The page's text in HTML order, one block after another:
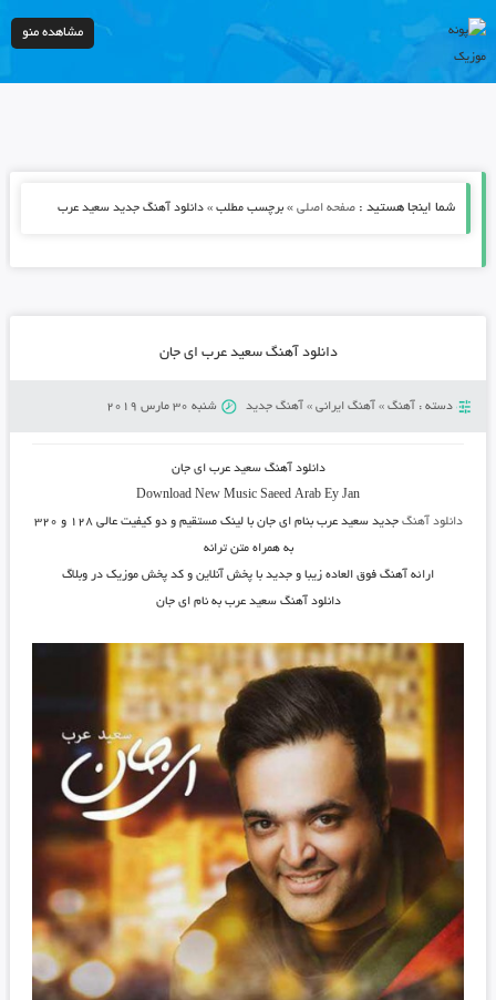
مشاهده منو
شما اینجا هستید : صفحه اصلی» برچسب مطلب » دانلود آهنگ جدید سعید عرب
دانلود آهنگ سعید عرب ای جان
دسته : آهنگ» آهنگ ایرانی» آهنگ جدید شنبه 30 مارس 2019
دانلود آهنگسعید عرب ای جان
Download New MusicSaeed Arab Ey Jan
دانلود آهنگ جدیدسعید عرب بنامای جان
با لینک مستقیم و دو کیفیت عالی ۱۲۸ و ۳۲۰
به همراه متن ترانه
ارائه آهنگ فوق العاده زیبا و جدید با پخش آنلاین و کد پخش موزیک در وبلاگ
دانلود آهنگ سعید عرب به نام ای جان